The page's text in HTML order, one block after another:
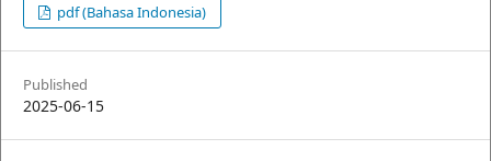
pdf (Bahasa Indonesia)
Published
2025-06-15